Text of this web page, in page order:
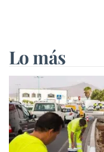
Lo más